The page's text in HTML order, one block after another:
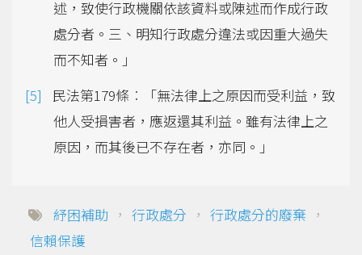
述，致使行政機關依該資料或陳述而作成行政
處分者。三、明知行政處分違法或因重大過失
而不知者。」
民法第179條︰「無法律上之原因而受利益，致
他人受損害者，應返還其利益。雖有法律上之
原因，而其後已不存在者，亦同。」
紓困補助 ， 行政處分 ， 行政處分的廢棄 ，
信賴保護